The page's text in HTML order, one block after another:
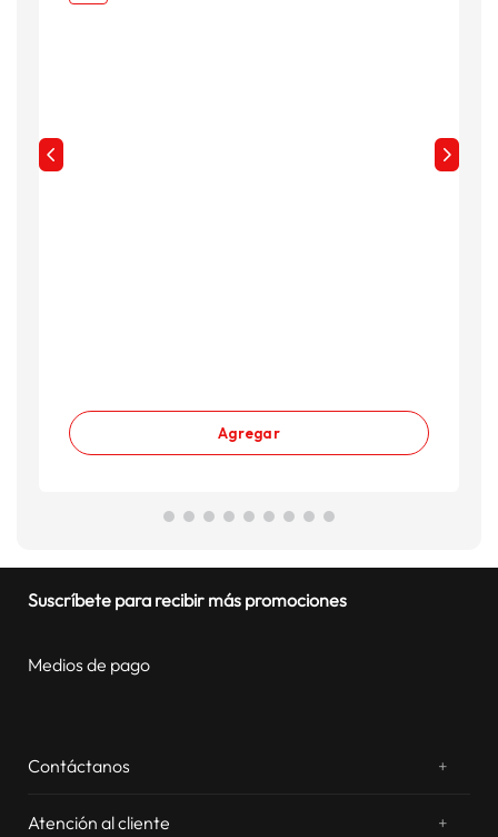
Agregar
Suscríbete para recibir más promociones
Medios de pago
Contáctanos +
Atención al cliente
+